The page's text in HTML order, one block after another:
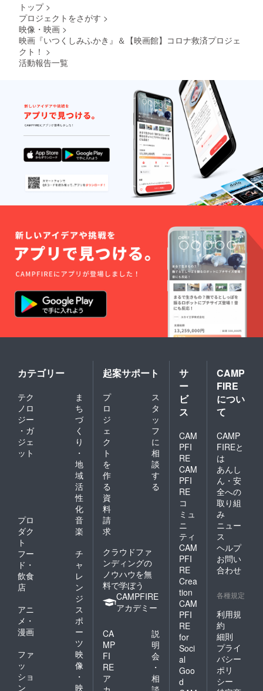
トップ >
プロジェクトをさがす >
映像・映画 >
映画『いつくしみふかき』＆【映画館】コロナ救済プロジェ
クト！ >
活動報告一覧
カテゴリー
テク
ノロ
ジー
・ガ
ジェ
ット
ま
ち
づ
く
り
・
地
域
活
性
化
プロ
ダク
ト
音
楽
フー
ド・
飲食
店
チ
ャ
レ
ン
ジ
アニ
メ・
漫画
ス
ポ
ー
ツ
ファ
ッ
ショ
ン
映
像
・
映
起案サポート
プ
ロ
ジ
ェ
ク
ト
を
作
る
ス
タ
ッ
フ
に
相
談
す
る
資
料
請
求
クラウドファ
ンディングの
ノウハウを無
料で学ぼう
CAMPFIRE
アカデミー
CA
MP
FI
RE
ア
説
明
会
・
相
サ
ー
ビ
ス
CAM
PFI
RE
CAM
PFI
RE
コ
ミュ
ニ
ティ
CAM
PFI
RE
Crea
tion
CAM
PFI
RE
for
Soci
al
Goo
d
CAMP
FIRE
につい
て
CAMP
FIREと
は
あんし
ん・安
全への
取り組
み
ニュー
ス
ヘルプ
お問い
合わせ
各種規定
利用規
約
細則
プライ
バシー
ポリ
シー